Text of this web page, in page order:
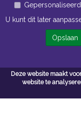
Deze website maakt
website te
Navigatie
Algemene
Privacy
U kunt dit later
Opslaan